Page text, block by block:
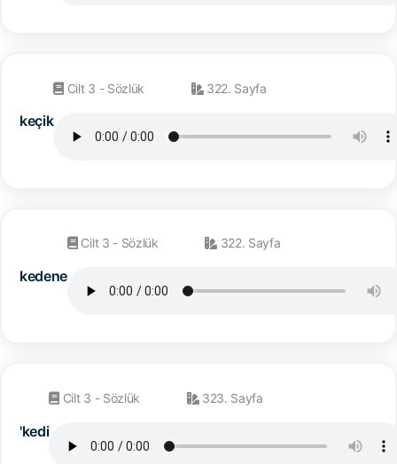
keçik
Cilt 3 - Sözlük 322. Sayfa
kedene
Cilt 3 - Sözlük 322. Sayfa
'kedi
Cilt 3 - Sözlük 323. Sayfa